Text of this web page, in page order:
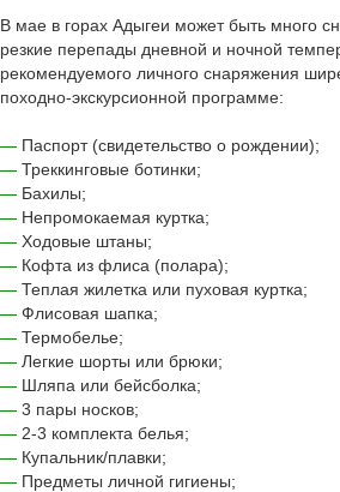
В мае в горах Адыгеи может быть много
резкие перепады дневной и ночной
рекомендуемого личного снаряжения
походно-экскурсионной программе:
— Паспорт (свидетельство о рождении);
— Треккинговые ботинки;
— Бахилы;
— Непромокаемая куртка;
— Ходовые штаны;
— Кофта из флиса (полара);
— Теплая жилетка или пуховая куртка;
— Флисовая шапка;
— Термобелье;
— Легкие шорты или брюки;
— Шляпа или бейсболка;
— 3 пары носков;
— 2-3 комплекта белья;
— Купальник/плавки;
— Предметы личной гигиены;